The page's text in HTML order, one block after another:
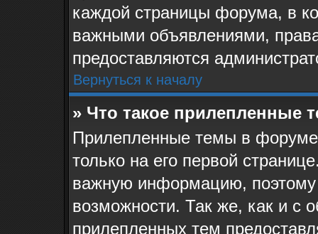
каждой страницы форума, в
важными объявлениями,
предоставляются
Вернуться к началу
» Что такое прилепленные
Прилепленные темы в форуме
только на его первой
важную информацию,
возможности. Так же, как и с
прилепленных тем